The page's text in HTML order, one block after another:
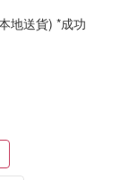
地送貨) *成功